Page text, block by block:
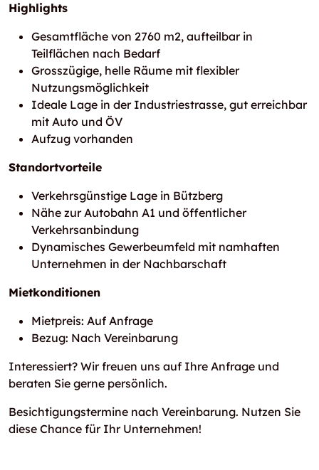
Highlights
Gesamtfläche von 2760 m2, aufteilbar in
Teilflächen nach Bedarf
Grosszügige, helle Räume mit flexibler
Nutzungsmöglichkeit
Ideale Lage in der Industriestrasse, gut erreichbar
mit Auto und ÖV
Aufzug vorhanden
Standortvorteile
Verkehrsgünstige Lage in Bützberg
Nähe zur Autobahn A1 und öffentlicher
Verkehrsanbindung
Dynamisches Gewerbeumfeld mit namhaften
Unternehmen in der Nachbarschaft
Mietkonditionen
Mietpreis: Auf Anfrage
Bezug: Nach Vereinbarung
Interessiert? Wir freuen uns auf Ihre Anfrage und
beraten Sie gerne persönlich.
Besichtigungstermine nach Vereinbarung. Nutzen Sie
diese Chance für Ihr Unternehmen!